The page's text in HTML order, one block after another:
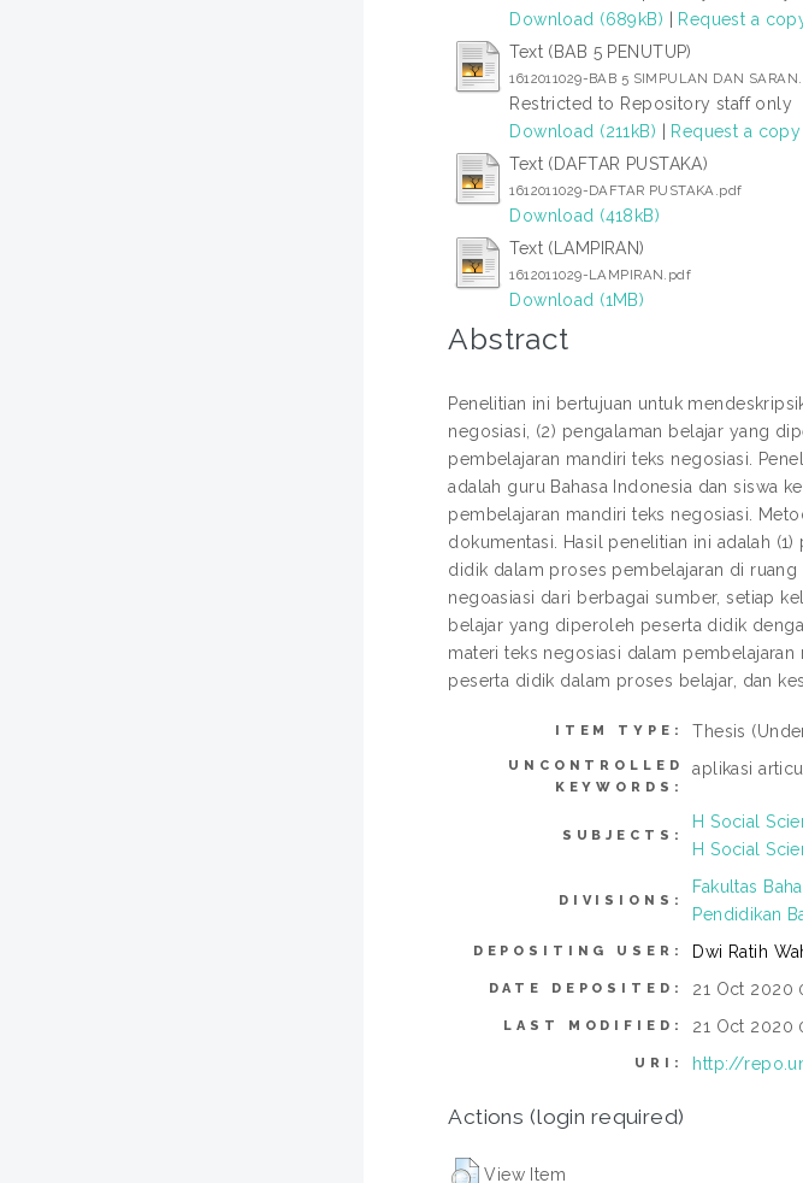
Download (689kB) | Request a
Text (BAB 5 PENUTUP)
1612011029-BAB 5 SIMPULAN DAN
Restricted to Repository staff only
Download (211kB) | Request a copy
Text (DAFTAR PUSTAKA)
1612011029-DAFTAR PUSTAKA.pdf
Download (418kB)
Text (LAMPIRAN)
1612011029-LAMPIRAN.pdf
Download (1MB)
Abstract
Penelitian ini bertujuan untuk
negosiasi, (2) pengalaman belajar yang
pembelajaran mandiri teks negosiasi.
adalah guru Bahasa Indonesia dan siswa
pembelajaran mandiri teks negosiasi.
dokumentasi. Hasil penelitian ini adalah
didik dalam proses pembelajaran di
negoasiasi dari berbagai sumber, setiap
belajar yang diperoleh peserta didik
materi teks negosiasi dalam
peserta didik dalam proses belajar, dan
ITEM TYPE: Thesis
UNCONTROLLED
KEYWORDS:
aplikasi
SUBJECTS:
H Social
H Social
DIVISIONS:
Fakultas
Pendidikan
DEPOSITING USER: Dwi Ratih
DATE DEPOSITED: 21 Oct 2020
LAST MODIFIED: 21 Oct 2020
URI: http://
Actions (login required)
View Item